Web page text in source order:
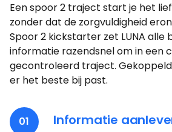
Een spoor 2 traject start je het
zonder dat de zorgvuldigheid
Spoor 2 kickstarter zet LUNA alle
informatie razendsnel om in een
gecontroleerd traject.
er het beste bij past.
01 Informatie